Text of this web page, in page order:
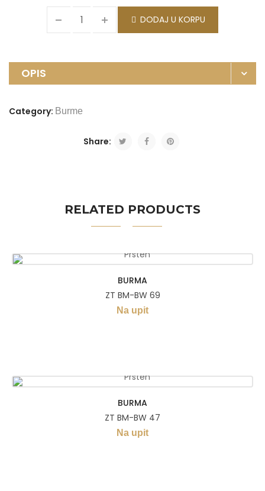
DODAJ U KORPU
OPIS
Category: Burme
Share:
RELATED PRODUCTS
BURMA
ZT BM-BW 69
Na upit
BURMA
ZT BM-BW 47
Na upit